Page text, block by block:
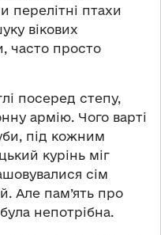
перелітні птахи
вікових
часто просто
посеред степу,
армію. Чого варті
під кожним
курінь міг
сім
Але пам’ять про
непотрібна.